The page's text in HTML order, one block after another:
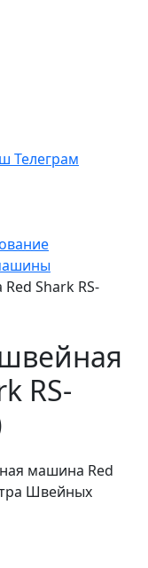
Shark RS-
RS-